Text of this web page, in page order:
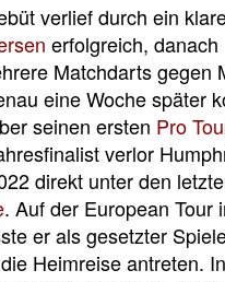
verlief durch ein
erfolgreich, danach
Matchdarts gegen
eine Woche später
seinen ersten Pro
verlor
direkt unter den
. Auf der European Tour
er als gesetzter
Heimreise antreten. In